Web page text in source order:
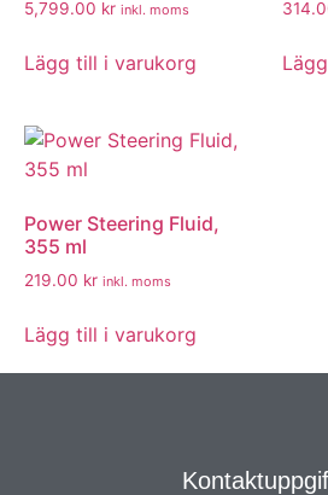
5,799.00 kr inkl. moms
Lägg till i varukorg
Power Steering Fluid,
355 ml
219.00 kr inkl. moms
Lägg till i varukorg